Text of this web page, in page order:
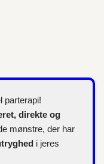
parterapi!
direkte og
mønstre, der har
i jeres